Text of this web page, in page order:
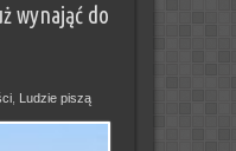
wynająć do
, Ludzie piszą